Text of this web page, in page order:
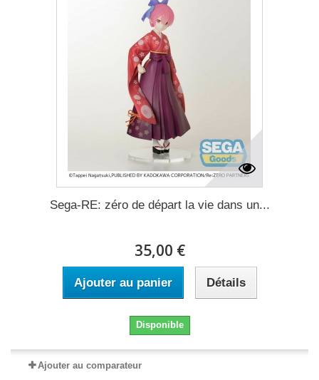
Sega-RE: zéro de départ la vie dans un...
35,00 €
Ajouter au panier Détails
Disponible
Ajouter au comparateur